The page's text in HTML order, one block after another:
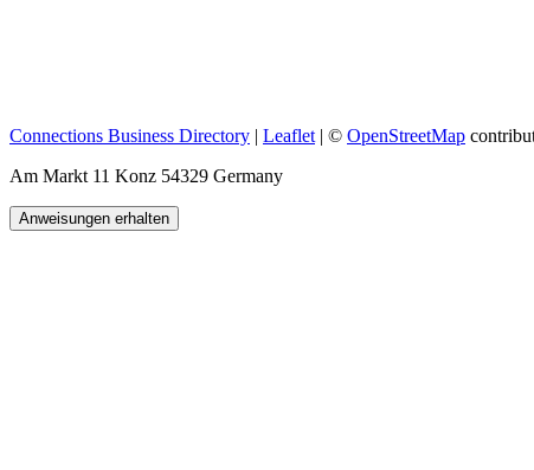
Connections Business Directory | Leaflet | © OpenStreetMap
Am Markt 11 Konz 54329 Germany
Anweisungen erhalten